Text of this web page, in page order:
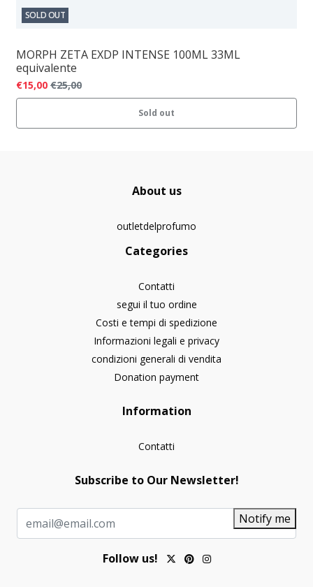
SOLD OUT
MORPH ZETA EXDP INTENSE 100ML 33ML
equivalente
€15,00 €25,00
Sold out
About us
outletdelprofumo
Categories
Contatti
segui il tuo ordine
Costi e tempi di spedizione
Informazioni legali e privacy
condizioni generali di vendita
Donation payment
Information
Contatti
Subscribe to Our Newsletter!
Notify me
Follow us!